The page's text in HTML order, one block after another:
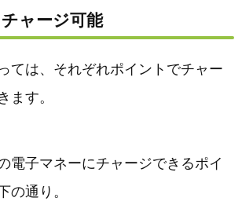
ャージ可能
ては、それぞれポイントでチャー
ます。
電子マネーにチャージできるポイ
の通り。